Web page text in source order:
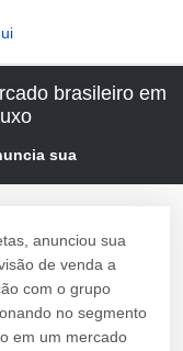
brasileiro em
sua
anunciou sua
de venda a
com o grupo
no segmento
em um mercado